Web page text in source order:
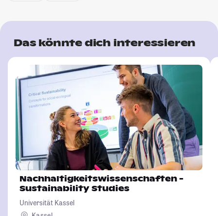
Das könnte dich interessieren
Nachhaltigkeitswissenschaften -
Sustainability Studies
Universität Kassel